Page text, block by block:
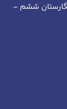
ششم -